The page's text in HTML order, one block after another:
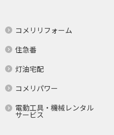
コメリリフォーム
住急番
灯油宅配
コメリパワー
電動工具・機械レンタル
サービス